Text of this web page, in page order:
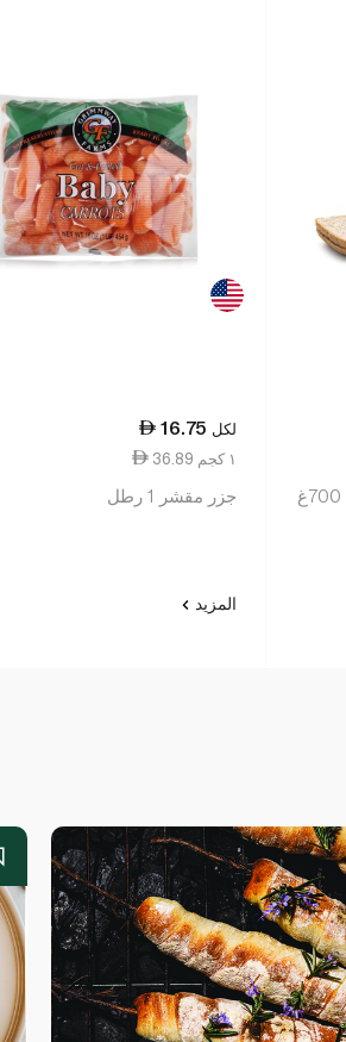
16.75 لكل
36.89 ١ كجم
جزر مقشر 1 رطل
المزيد